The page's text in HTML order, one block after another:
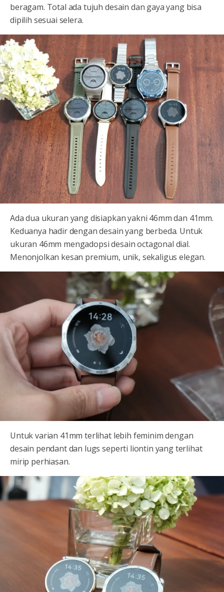
beragam. Total ada tujuh desain dan gaya yang bisa
dipilih sesuai selera.
Ada dua ukuran yang disiapkan yakni 46mm dan 41mm.
Keduanya hadir dengan desain yang berbeda. Untuk
ukuran 46mm mengadopsi desain octagonal dial.
Menonjolkan kesan premium, unik, sekaligus elegan.
Untuk varian 41mm terlihat lebih feminim dengan
desain pendant dan lugs seperti liontin yang terlihat
mirip perhiasan.